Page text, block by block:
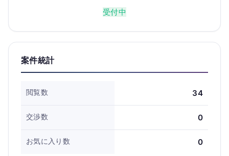
受付中
案件統計
閲覧数 34
交渉数 0
お気に入り数 0